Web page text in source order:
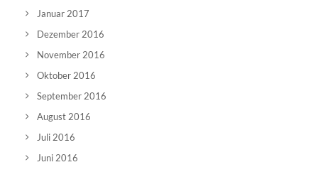
Januar 2017
Dezember 2016
November 2016
Oktober 2016
September 2016
August 2016
Juli 2016
Juni 2016